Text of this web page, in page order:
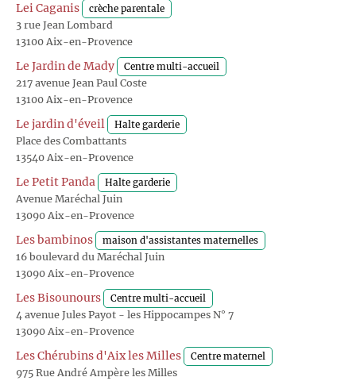
Lei Caganis crèche parentale
3 rue Jean Lombard
13100 Aix-en-Provence
Le Jardin de Mady Centre multi-accueil
217 avenue Jean Paul Coste
13100 Aix-en-Provence
Le jardin d'éveil Halte garderie
Place des Combattants
13540 Aix-en-Provence
Le Petit Panda Halte garderie
Avenue Maréchal Juin
13090 Aix-en-Provence
Les bambinos maison d'assistantes maternelles
16 boulevard du Maréchal Juin
13090 Aix-en-Provence
Les Bisounours Centre multi-accueil
4 avenue Jules Payot - les Hippocampes N° 7
13090 Aix-en-Provence
Les Chérubins d'Aix les Milles Centre maternel
975 Rue André Ampère les Milles